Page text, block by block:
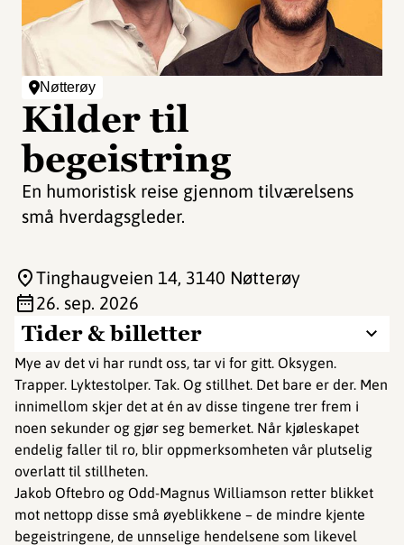
Nøtterøy
Kilder til
begeistring
En humoristisk reise gjennom tilværelsens
små hverdagsgleder.
Tider & billetter
Mye av det vi har rundt oss, tar vi for gitt. Oksygen.
Trapper. Lyktestolper. Tak. Og stillhet. Det bare er der. Men
innimellom skjer det at én av disse tingene trer frem i
noen sekunder og gjør seg bemerket. Når kjøleskapet
endelig faller til ro, blir oppmerksomheten vår plutselig
overlatt til stillheten.
Jakob Oftebro og Odd-Magnus Williamson retter blikket
mot nettopp disse små øyeblikkene – de mindre kjente
begeistringene, de unnselige hendelsene som likevel
Tinghaugveien 14, 3140 Nøtterøy
26. sep. 2026